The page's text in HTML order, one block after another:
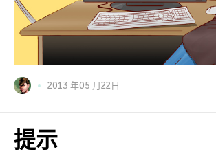
2013 年05 月22日
提示